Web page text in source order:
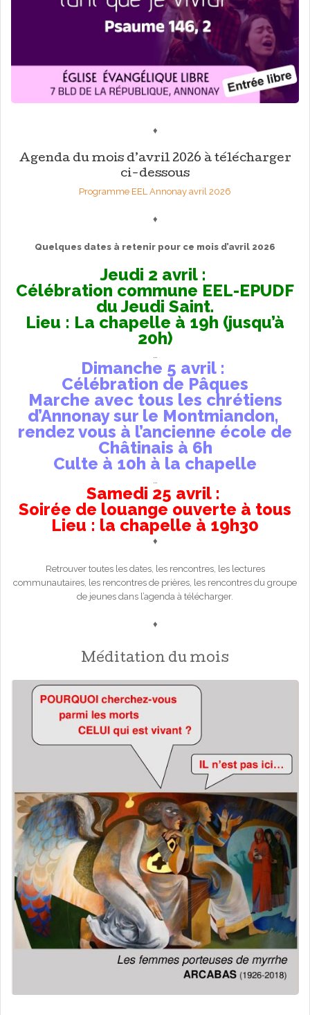
♦
Agenda du mois d’avril 2026 à télécharger
ci-dessous
Programme EEL Annonay avril 2026
♦
Quelques dates à retenir pour ce mois d’avril 2026
Jeudi 2 avril :
Célébration commune EEL-EPUDF
du Jeudi Saint.
Lieu : La chapelle à 19h (jusqu’à
20h)
Dimanche 5 avril :
Célébration de Pâques
Marche avec tous les chrétiens
d’Annonay sur le Montmiandon,
rendez vous à l’ancienne école de
Châtinais à 6h
Culte à 10h à la chapelle
Samedi 25 avril :
Soirée de louange ouverte à tous
Lieu : la chapelle à 19h30
♦
Retrouver toutes les dates, les rencontres, les lectures
communautaires, les rencontres de prières, les rencontres du groupe
de jeunes dans l’agenda à télécharger.
♦
Méditation du mois